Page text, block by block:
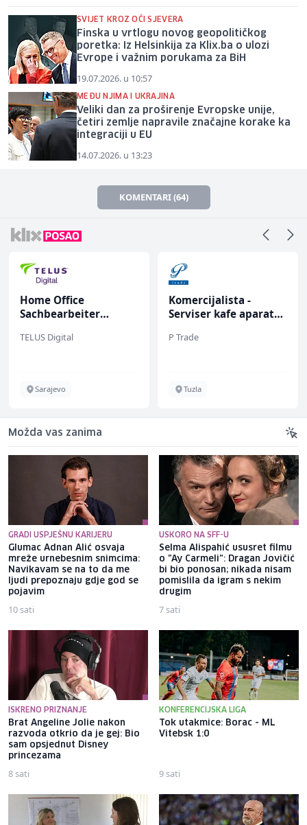
SVIJET KROZ OČI SJEVERA
Finska u vrtlogu novog geopolitičkog
poretka: Iz Helsinkija za Klix.ba o ulozi
Evrope i važnim porukama za BiH
19.07.2026. u 10:57
MEĐU NJIMA I UKRAJINA
Veliki dan za proširenje Evropske unije,
četiri zemlje napravile značajne korake ka
integraciji u EU
14.07.2026. u 13:23
KOMENTARI (64)
Home Office
Sachbearbeiter
bekannten deutschen
TELUS Digital
Sarajevo
Komercijalista -
Serviser kafe aparata
P Trade
Tuzla
Možda vas zanima
GRADI USPJEŠNU KARIJERU
Glumac Adnan Alić osvaja
mreže urnebesnim snimcima:
Navikavam se na to da me
ljudi prepoznaju gdje god se
pojavim
10 sati
USKORO NA SFF-U
Selma Alispahić ususret filmu
o "Ay Carmeli": Dragan Jovičić
bi bio ponosan; nikada nisam
pomislila da igram s nekim
drugim
7 sati
ISKRENO PRIZNANJE
Brat Angeline Jolie nakon
razvoda otkrio da je gej: Bio
sam opsjednut Disney
princezama
8 sati
KONFERENCIJSKA LIGA
Tok utakmice: Borac - ML
Vitebsk 1:0
9 sati